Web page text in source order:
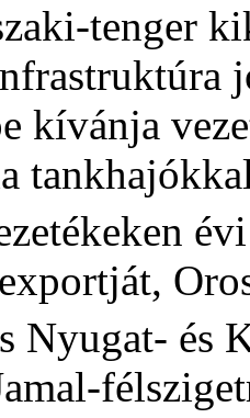
tenger
kívánja
Nyugat- és